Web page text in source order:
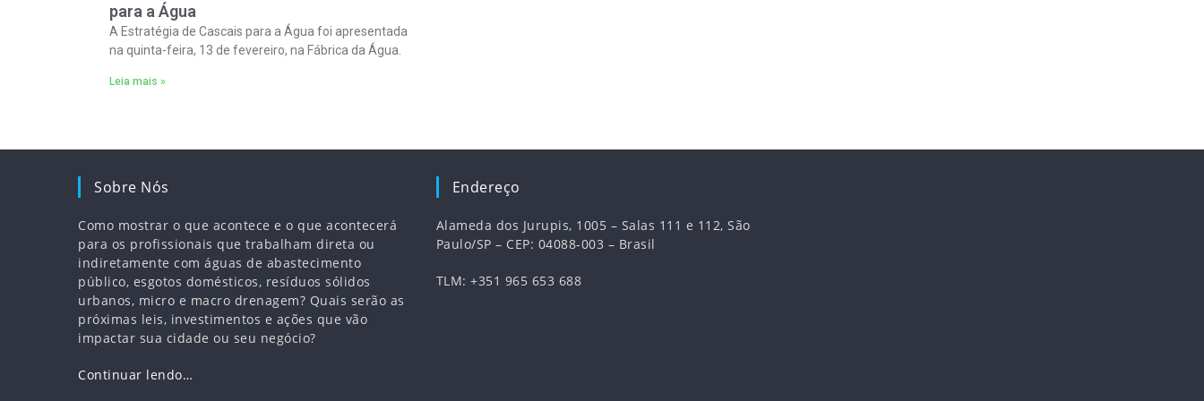
para a Água
A Estratégia de Cascais para a Água foi apresentada
na quinta-feira, 13 de fevereiro, na Fábrica da Água.
Leia mais »
Sobre Nós
Como mostrar o que acontece e o que acontecerá
para os profissionais que trabalham direta ou
indiretamente com águas de abastecimento
público, esgotos domésticos, resíduos sólidos
urbanos, micro e macro drenagem? Quais serão as
próximas leis, investimentos e ações que vão
impactar sua cidade ou seu negócio?
Continuar lendo…
Endereço
Alameda dos Jurupis, 1005 – Salas 111 e 112, São
Paulo/SP – CEP: 04088-003 – Brasil
TLM: +351 965 653 688